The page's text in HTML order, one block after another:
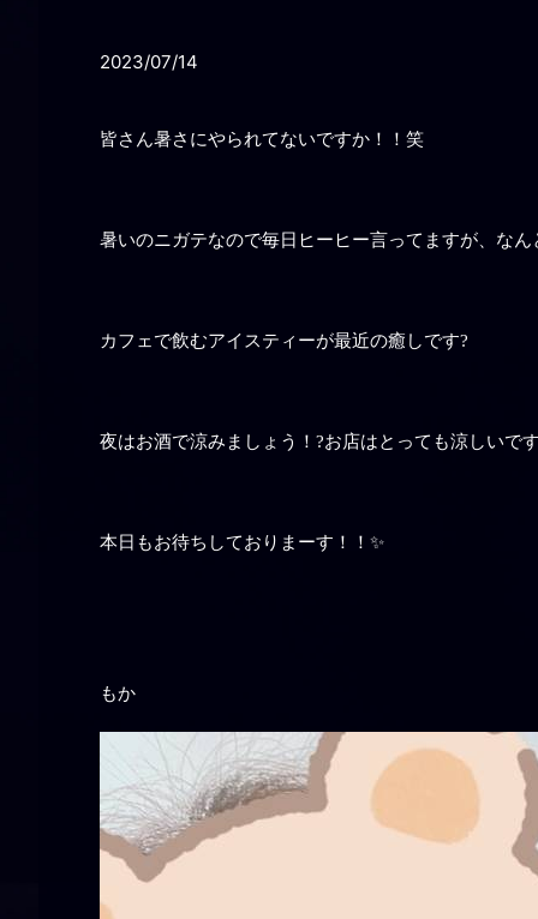
2023/07/14
皆さん暑さにやられてないですか！！笑
暑いのニガテなので毎日ヒーヒー言ってますが、な
カフェで飲むアイスティーが最近の癒しです?
夜はお酒で涼みましょう！?お店はとっても涼しいで
本日もお待ちしておりまーす！！✨
もか